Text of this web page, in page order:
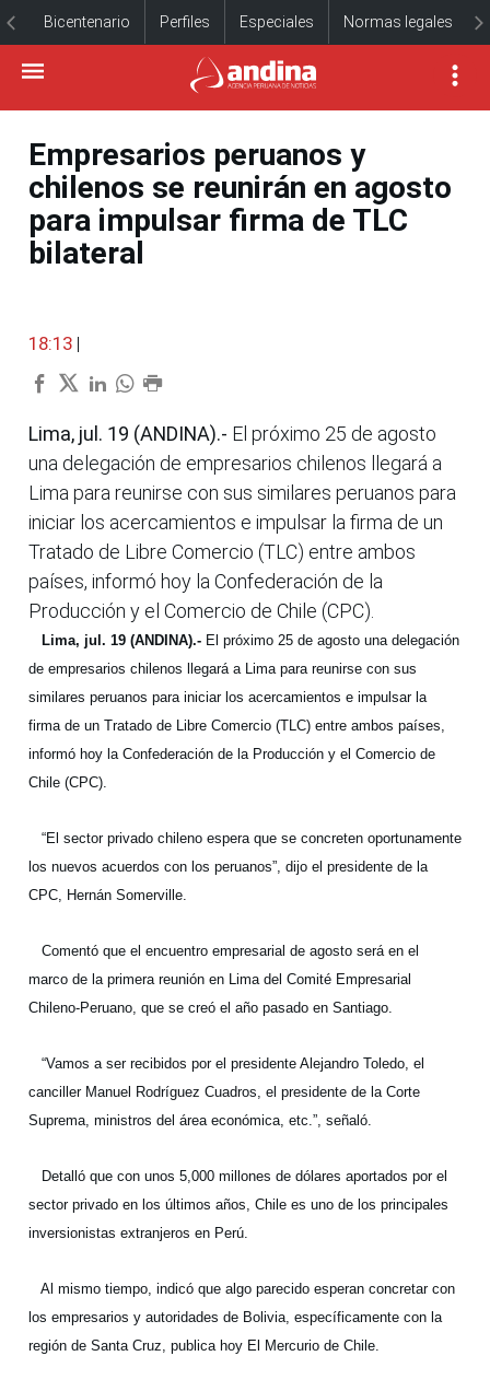
Bicentenario Perfiles Especiales Normas legales
Empresarios peruanos y
chilenos se reunirán en agosto
para impulsar firma de TLC
bilateral
18:13 |
Lima, jul. 19 (ANDINA).- El próximo 25 de agosto
una delegación de empresarios chilenos llegará a
Lima para reunirse con sus similares peruanos para
iniciar los acercamientos e impulsar la firma de un
Tratado de Libre Comercio (TLC) entre ambos
países, informó hoy la Confederación de la
Producción y el Comercio de Chile (CPC).
Lima, jul. 19 (ANDINA).- El próximo 25 de agosto una delegación
de empresarios chilenos llegará a Lima para reunirse con sus
similares peruanos para iniciar los acercamientos e impulsar la
firma de un Tratado de Libre Comercio (TLC) entre ambos países,
informó hoy la Confederación de la Producción y el Comercio de
Chile (CPC).
“El sector privado chileno espera que se concreten oportunamente
los nuevos acuerdos con los peruanos”, dijo el presidente de la
CPC, Hernán Somerville.
Comentó que el encuentro empresarial de agosto será en el
marco de la primera reunión en Lima del Comité Empresarial
Chileno-Peruano, que se creó el año pasado en Santiago.
“Vamos a ser recibidos por el presidente Alejandro Toledo, el
canciller Manuel Rodríguez Cuadros, el presidente de la Corte
Suprema, ministros del área económica, etc.”, señaló.
Detalló que con unos 5,000 millones de dólares aportados por el
sector privado en los últimos años, Chile es uno de los principales
inversionistas extranjeros en Perú.
Al mismo tiempo, indicó que algo parecido esperan concretar con
los empresarios y autoridades de Bolivia, específicamente con la
región de Santa Cruz, publica hoy El Mercurio de Chile.